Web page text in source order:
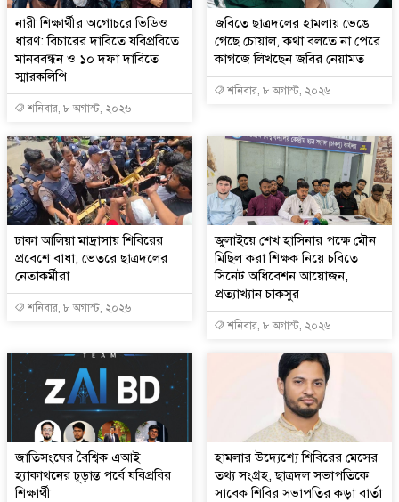
নারী শিক্ষার্থীর অগোচরে ভিডিও
ধারণ: বিচারের দাবিতে যবিপ্রবিতে
মানববন্ধন ও ১০ দফা দাবিতে
স্মারকলিপি
শনিবার, ৮ অগাস্ট, ২০২৬
জবিতে ছাত্রদলের হামলায় ভেঙে
গেছে চোয়াল, কথা বলতে না পেরে
কাগজে লিখছেন জবির নেয়ামত
শনিবার, ৮ অগাস্ট, ২০২৬
ঢাকা আলিয়া মাদ্রাসায় শিবিরের
প্রবেশে বাধা, ভেতরে ছাত্রদলের
নেতাকর্মীরা
শনিবার, ৮ অগাস্ট, ২০২৬
জুলাইয়ে শেখ হাসিনার পক্ষে মৌন
মিছিল করা শিক্ষক নিয়ে চবিতে
সিনেট অধিবেশন আয়োজন,
প্রত্যাখ্যান চাকসুর
শনিবার, ৮ অগাস্ট, ২০২৬
জাতিসংঘের বৈশ্বিক এআই
হ্যাকাথনের চূড়ান্ত পর্বে যবিপ্রবির
শিক্ষার্থী
হামলার উদ্যেশ্যে শিবিরের মেসের
তথ্য সংগ্রহ, ছাত্রদল সভাপতিকে
সাবেক শিবির সভাপতির কড়া বার্তা